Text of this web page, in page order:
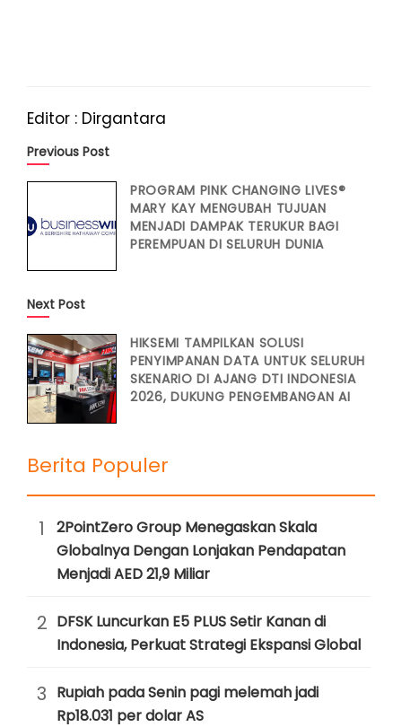
Editor : Dirgantara
Previous Post
PROGRAM PINK CHANGING LIVES®
MARY KAY MENGUBAH TUJUAN
MENJADI DAMPAK TERUKUR BAGI
PEREMPUAN DI SELURUH DUNIA
Next Post
HIKSEMI TAMPILKAN SOLUSI
PENYIMPANAN DATA UNTUK SELURUH
SKENARIO DI AJANG DTI INDONESIA
2026, DUKUNG PENGEMBANGAN AI
Berita Populer
1
2PointZero Group Menegaskan Skala
Globalnya Dengan Lonjakan Pendapatan
Menjadi AED 21,9 Miliar
2 DFSK Luncurkan E5 PLUS Setir Kanan di
Indonesia, Perkuat Strategi Ekspansi Global
3 Rupiah pada Senin pagi melemah jadi
Rp18.031 per dolar AS